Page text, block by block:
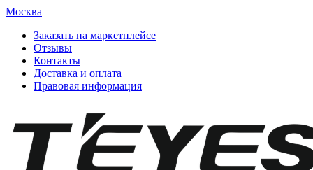
Москва
Заказать на маркетплейсе
Отзывы
Контакты
Доставка и оплата
Правовая информация